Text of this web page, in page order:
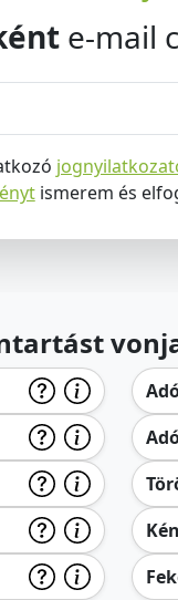
e-mail
ismerem és